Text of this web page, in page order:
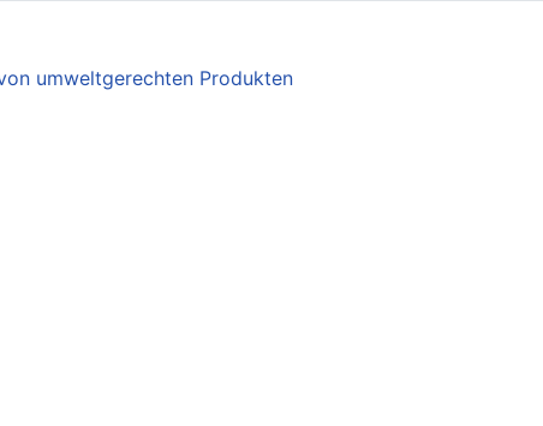
umweltgerechten Produkten